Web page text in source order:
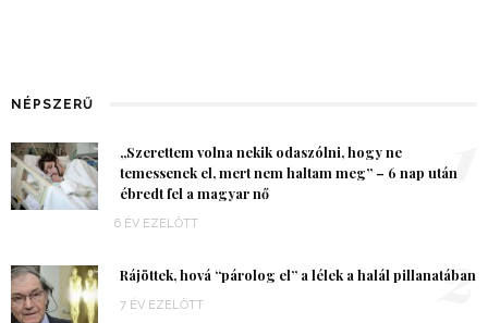
NÉPSZERŰ
„Szerettem volna nekik odaszólni, hogy ne
temessenek el, mert nem haltam meg” – 6 nap után
ébredt fel a magyar nő
6 ÉV EZELŐTT
1
Rájöttek, hová “párolog el” a lélek a halál pillanatában
7 ÉV EZELŐTT 2